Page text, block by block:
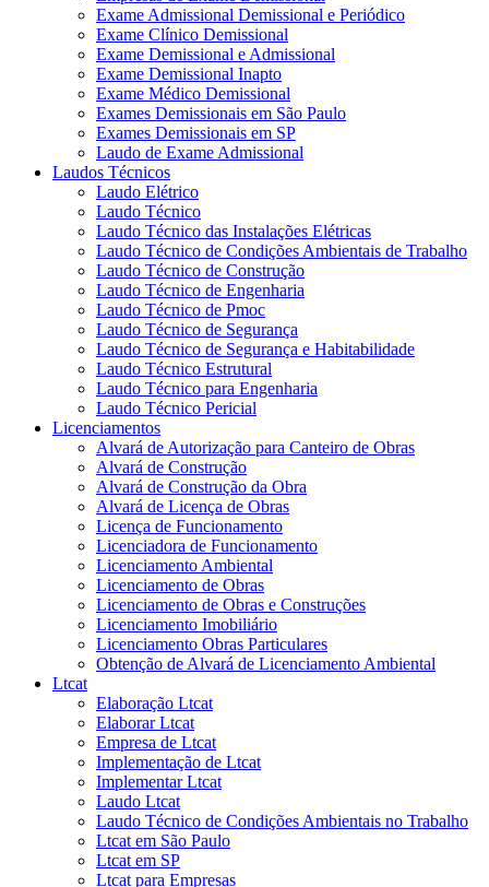
Exame Admissional Demissional e Periódico
Exame Clínico Demissional
Exame Demissional e Admissional
Exame Demissional Inapto
Exame Médico Demissional
Exames Demissionais em São Paulo
Exames Demissionais em SP
Laudo de Exame Admissional
Laudos Técnicos
Laudo Elétrico
Laudo Técnico
Laudo Técnico das Instalações Elétricas
Laudo Técnico de Condições Ambientais de Trabalho
Laudo Técnico de Construção
Laudo Técnico de Engenharia
Laudo Técnico de Pmoc
Laudo Técnico de Segurança
Laudo Técnico de Segurança e Habitabilidade
Laudo Técnico Estrutural
Laudo Técnico para Engenharia
Laudo Técnico Pericial
Licenciamentos
Alvará de Autorização para Canteiro de Obras
Alvará de Construção
Alvará de Construção da Obra
Alvará de Licença de Obras
Licença de Funcionamento
Licenciadora de Funcionamento
Licenciamento Ambiental
Licenciamento de Obras
Licenciamento de Obras e Construções
Licenciamento Imobiliário
Licenciamento Obras Particulares
Obtenção de Alvará de Licenciamento Ambiental
Ltcat
Elaboração Ltcat
Elaborar Ltcat
Empresa de Ltcat
Implementação de Ltcat
Implementar Ltcat
Laudo Ltcat
Laudo Técnico de Condições Ambientais no Trabalho
Ltcat em São Paulo
Ltcat em SP
Ltcat para Empresas